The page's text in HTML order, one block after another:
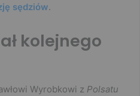
sędziów.
kolejnego
Wyrobkowi z Polsatu